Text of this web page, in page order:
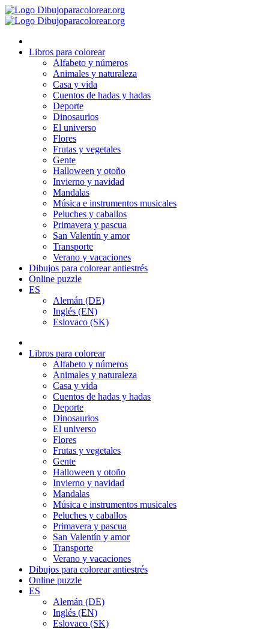
Ir
al
Libros para colorear
Alfabeto y números
Animales y naturaleza
Casa y vida
Cuentos de hadas y hadas
Deporte
Dinosaurios
El universo
Flores
Frutas y vegetales
Gente
Halloween y otoño
Invierno y navidad
Mandalas
Música e instrumentos musicales
Peluches y caballos
Primavera y pascua
San Valentín y amor
Transporte
Verano y vacaciones
Dibujos para colorear antiestrés
Online puzzle
ES
Alemán (DE)
Inglés (EN)
Eslovaco (SK)
Libros para colorear
Alfabeto y números
Animales y naturaleza
Casa y vida
Cuentos de hadas y hadas
Deporte
Dinosaurios
El universo
Flores
Frutas y vegetales
Gente
Halloween y otoño
Invierno y navidad
Mandalas
Música e instrumentos musicales
Peluches y caballos
Primavera y pascua
San Valentín y amor
Transporte
Verano y vacaciones
Dibujos para colorear antiestrés
Online puzzle
ES
Alemán (DE)
Inglés (EN)
Eslovaco (SK)